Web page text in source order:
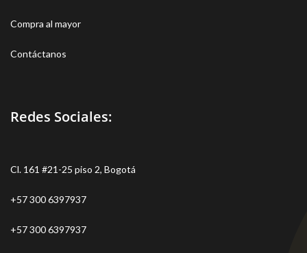
Compra al mayor
Contáctanos
Redes Sociales:
Cl. 161 #21-25 piso 2, Bogotá
+57 300 6397937
+57 300 6397937